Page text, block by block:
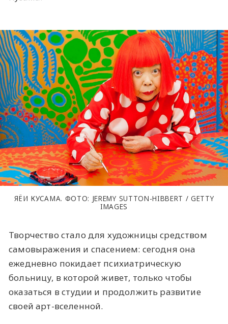
ЯЁИ КУСАМА. ФОТО: JEREMY SUTTON-HIBBERT / GETTY
IMAGES
Творчество стало для художницы средством
самовыражения и спасением: сегодня она
ежедневно покидает психиатрическую
больницу, в которой живет, только чтобы
оказаться в студии и продолжить развитие
своей арт-вселенной.